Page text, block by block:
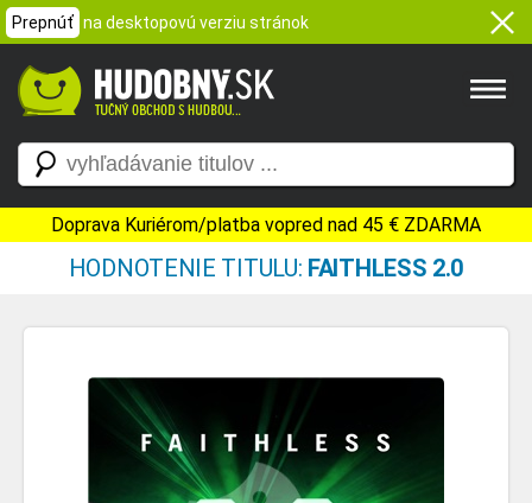
Prepnúť na desktopovú verziu stránok
Doprava Kuriérom/platba vopred nad 45 € ZDARMA
HODNOTENIE TITULU: FAITHLESS 2.0